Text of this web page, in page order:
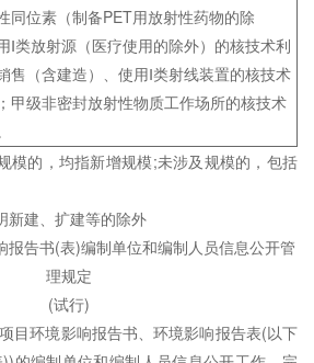
同位素（制备PET用放射性药物的除
Ⅰ类放射源（医疗使用的除外）的核技术利
售（含建造）、使用Ⅰ类射线装置的核技术
甲级非密封放射性物质工作场所的核技术
的，均指新增规模;未涉及规模的，包括
建、扩建等的除外
报告书(表)编制单位和编制人员信息公开管
理规定
(试行)
环境影响报告书、环境影响报告表(以下